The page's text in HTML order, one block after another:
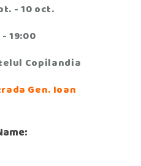
- 10 oct.
19:00
Copilandia
Gen. Ioan